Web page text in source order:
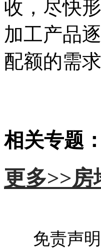
收，尽快
加工产品
配额的需
相关专题：
更多>>房
免责声